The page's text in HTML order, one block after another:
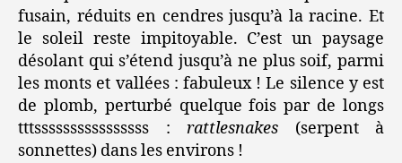
fusain, réduits en cendres jusqu’à la racine. Et
le soleil reste impitoyable. C’est un paysage
désolant qui s’étend jusqu’à ne plus soif, parmi
les monts et vallées : fabuleux ! Le silence y est
de plomb, perturbé quelque fois par de longs
tttssssssssssssssss : rattlesnakes (serpent à
sonnettes) dans les environs !